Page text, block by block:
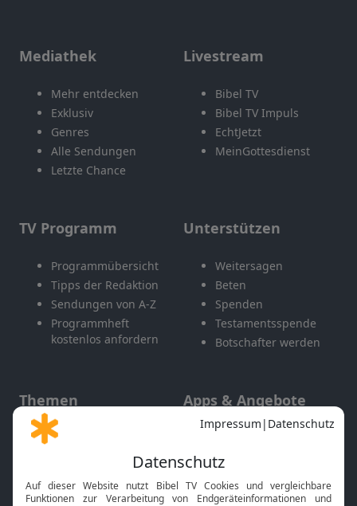
Mediathek
Mehr entdecken
Exklusiv
Genres
Alle Sendungen
Letzte Chance
Livestream
Bibel TV
Bibel TV Impuls
EchtJetzt
MeinGottesdienst
TV Programm
Programmübersicht
Tipps der Redaktion
Sendungen von A-Z
Programmheft
kostenlos anfordern
Unterstützen
Weitersagen
Beten
Spenden
Testamentsspende
Botschafter werden
Themen
Gott und Bibel erklärt
Neuigkeiten
Apps & Angebote
Mobile App
Smart TV